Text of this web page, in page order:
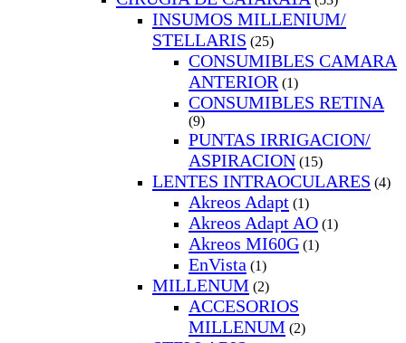
INSUMOS MILLENIUM/
STELLARIS (25)
CONSUMIBLES CAMARA
ANTERIOR (1)
CONSUMIBLES RETINA
(9)
PUNTAS IRRIGACION/
ASPIRACION (15)
LENTES INTRAOCULARES (4)
Akreos Adapt (1)
Akreos Adapt AO (1)
Akreos MI60G (1)
EnVista (1)
MILLENUM (2)
ACCESORIOS
MILLENUM (2)